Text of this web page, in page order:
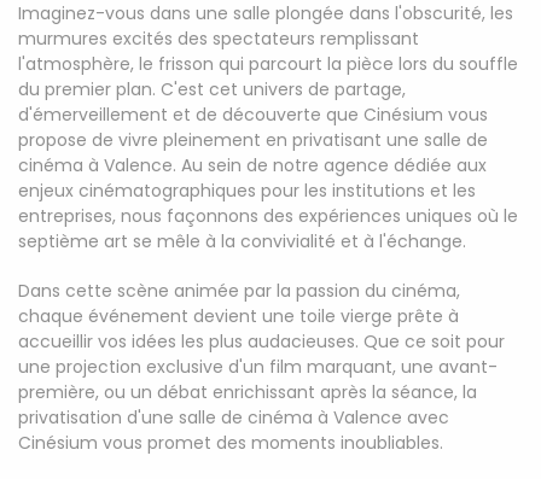
Imaginez-vous dans une salle plongée dans l'obscurité, les
murmures excités des spectateurs remplissant
l'atmosphère, le frisson qui parcourt la pièce lors du souffle
du premier plan. C'est cet univers de partage,
d'émerveillement et de découverte que Cinésium vous
propose de vivre pleinement en privatisant une salle de
cinéma à Valence. Au sein de notre agence dédiée aux
enjeux cinématographiques pour les institutions et les
entreprises, nous façonnons des expériences uniques où le
septième art se mêle à la convivialité et à l'échange.
Dans cette scène animée par la passion du cinéma,
chaque événement devient une toile vierge prête à
accueillir vos idées les plus audacieuses. Que ce soit pour
une projection exclusive d'un film marquant, une avant-
première, ou un débat enrichissant après la séance, la
privatisation d'une salle de cinéma à Valence avec
Cinésium vous promet des moments inoubliables.